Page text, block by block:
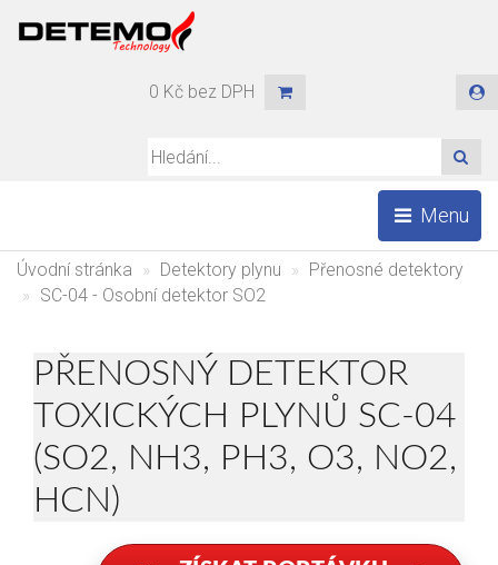
0 Kč bez DPH
Menu
Úvodní stránka Detektory plynu
Přenosné detektory
SC-04 - Osobní detektor SO2
PŘENOSNÝ DETEKTOR
TOXICKÝCH PLYNŮ SC-04
(SO2, NH3, PH3, O3, NO2,
HCN)